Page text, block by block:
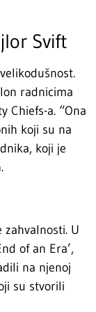
Svift
radnicima
Chiefs-a. “Ona
koji su na
koji je
zahvalnosti. U
of an Era’,
na njenoj
su stvorili